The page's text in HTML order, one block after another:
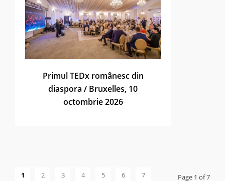
Primul TEDx românesc din
diaspora / Bruxelles, 10
octombrie 2026
1 2 3 4 5 6 7 Page 1 of 7